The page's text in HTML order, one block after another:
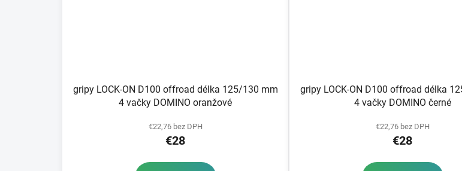
gripy LOCK-ON D100 offroad délka 125/130 mm
4 vačky DOMINO oranžové
€22,76 bez DPH
€28
gripy LOCK-ON D100 offroad délka
4 vačky DOMINO černé
€22,76 bez DPH
€28